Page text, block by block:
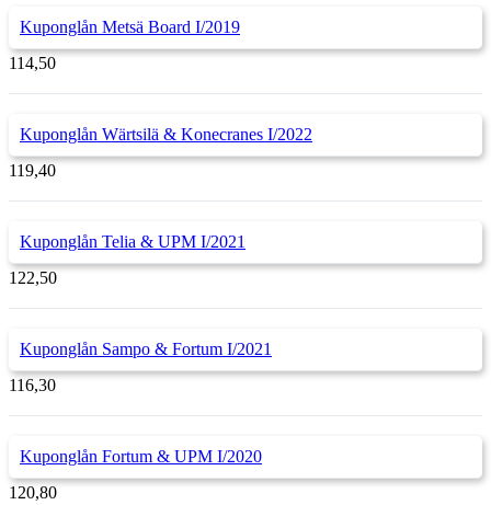
Kuponglån Metsä Board I/2019
114,50
Kuponglån Wärtsilä & Konecranes I/2022
119,40
Kuponglån Telia & UPM I/2021
122,50
Kuponglån Sampo & Fortum I/2021
116,30
Kuponglån Fortum & UPM I/2020
120,80